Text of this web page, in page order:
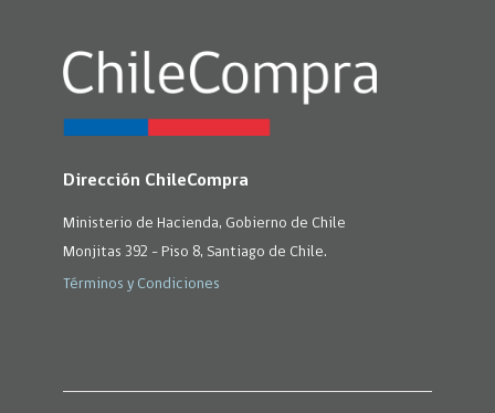
Dirección ChileCompra
Ministerio de Hacienda, Gobierno de Chile
Monjitas 392 - Piso 8, Santiago de Chile.
Términos y Condiciones